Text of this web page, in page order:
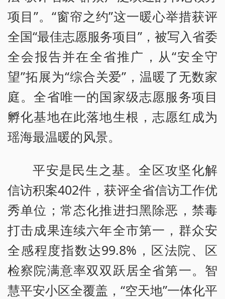
项目”。“窗帘之约”这一暖心举措获评
全国“最佳志愿服务项目”，被写入省委
全会报告并在全省推广，从“安全守
望”拓展为“综合关爱”，温暖了无数家
庭。全省唯一的国家级志愿服务项目
孵化基地在此落地生根，志愿红成为
瑶海最温暖的风景。
平安是民生之基。全区攻坚化解
信访积案402件，获评全省信访工作优
秀单位；常态化推进扫黑除恶，禁毒
打击成果连续六年全市第一，群众安
全感程度指数达99.8%，区法院、区
检察院满意率双双跃居全省第一。智
慧平安小区全覆盖，“空天地”一体化平